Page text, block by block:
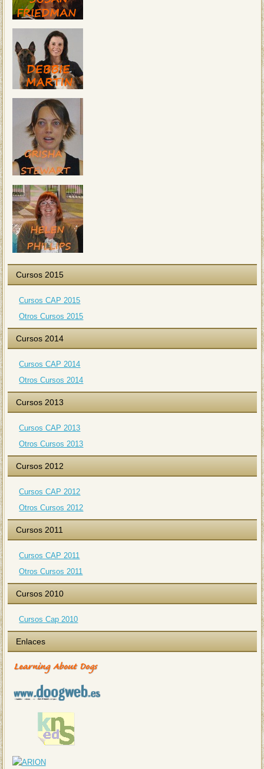
Cursos 2015
Cursos CAP 2015
Otros Cursos 2015
Cursos 2014
Cursos CAP 2014
Otros Cursos 2014
Cursos 2013
Cursos CAP 2013
Otros Cursos 2013
Cursos 2012
Cursos CAP 2012
Otros Cursos 2012
Cursos 2011
Cursos CAP 2011
Otros Cursos 2011
Cursos 2010
Cursos Cap 2010
Enlaces